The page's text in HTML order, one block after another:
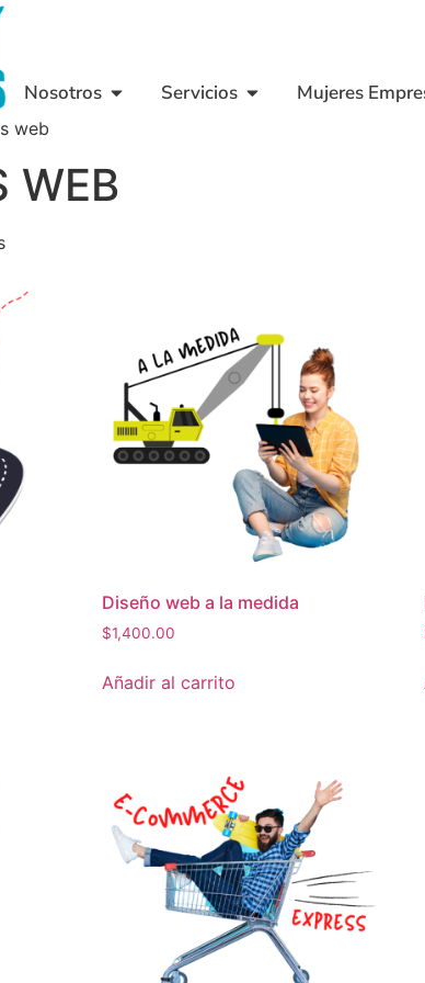
Nosotros Servicios Mujeres
web
WEB
Diseño web a la medida
$1,400.00
Añadir al carrito